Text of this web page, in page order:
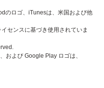
のロゴ、iTunesは、米国および他
センスに基づき使用されていま
および Google Play ロゴは、